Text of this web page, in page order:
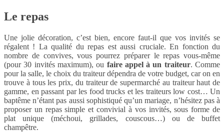
Le repas
Une jolie décoration, c’est bien, encore faut-il que vos invités se
régalent ! La qualité du repas est aussi cruciale. En fonction du
nombre de convives, vous pourrez préparer le repas vous-même
(pour 30 invités maximum), ou faire appel à un traiteur. Comme
pour la salle, le choix du traiteur dépendra de votre budget, car on en
trouve à tous les prix, du traiteur de supermarché au traiteur haut de
gamme, en passant par les food trucks et les traiteurs low cost… Un
baptême n’étant pas aussi sophistiqué qu’un mariage, n’hésitez pas à
proposer un repas simple et convivial à vos invités, sous forme de
plat unique (méchoui, grillades, couscous…) ou de buffet
champêtre.